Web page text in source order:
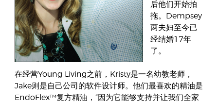
后他们开始拍
拖。Dempsey
两夫妇至今已
经结婚17年
了。
在经营Young Living之前，Kristy是一名幼教老师，
Jake则是自己公司的软件设计师。他们最喜欢的精油是
EndoFlex™复方精油，“因为它能够支持并让我们全家